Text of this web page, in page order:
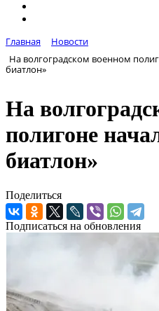
Главная
Новости
На волгоградском военном
биатлон»
На
полигоне
биатлон»
Поделиться
Подписаться на обновления